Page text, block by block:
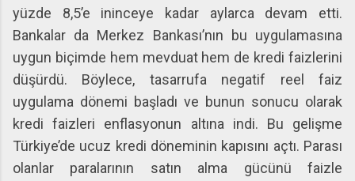
yüzde 8,5’e ininceye kadar aylarca devam etti.
Bankalar da Merkez Bankası’nın bu uygulamasına
uygun biçimde hem mevduat hem de kredi faizlerini
düşürdü. Böylece, tasarrufa negatif reel faiz
uygulama dönemi başladı ve bunun sonucu olarak
kredi faizleri enflasyonun altına indi. Bu gelişme
Türkiye’de ucuz kredi döneminin kapısını açtı. Parası
olanlar paralarının satın alma gücünü faizle